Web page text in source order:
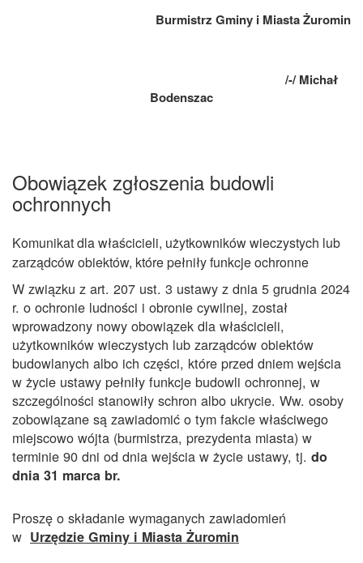
Burmistrz Gminy i Miasta Żuromin
/-/ Michał
Bodenszac
Obowiązek zgłoszenia budowli
ochronnych
Komunikat dla właścicieli, użytkowników wieczystych lub
zarządców obiektów, które pełniły funkcje ochronne
W związku z art. 207 ust. 3 ustawy z dnia 5 grudnia 2024
r. o ochronie ludności i obronie cywilnej, został
wprowadzony nowy obowiązek dla właścicieli,
użytkowników wieczystych lub zarządców obiektów
budowlanych albo ich części, które przed dniem wejścia
w życie ustawy pełniły funkcje budowli ochronnej, w
szczególności stanowiły schron albo ukrycie. Ww. osoby
zobowiązane są zawiadomić o tym fakcie właściwego
miejscowo wójta (burmistrza, prezydenta miasta) w
terminie 90 dni od dnia wejścia w życie ustawy, tj. do
dnia 31 marca br.
Proszę o składanie wymaganych zawiadomień
w Urzędzie Gminy i Miasta Żuromin